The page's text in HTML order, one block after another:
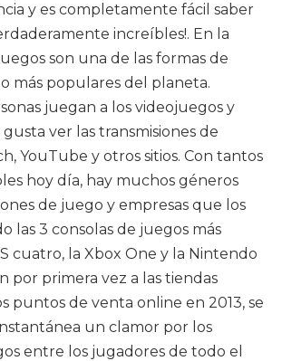
y es completamente fácil saber
increíbles!. En la
son una de las formas de
más populares del planeta.
juegan a los videojuegos y
ver las transmisiones de
YouTube y otros sitios. Con tantos
hoy día, hay muchos géneros
de juego y empresas que los
las 3 consolas de juegos más
cuatro, la Xbox One y la Nintendo
por primera vez a las tiendas
puntos de venta online en 2013, se
un clamor por los
entre los jugadores de todo el